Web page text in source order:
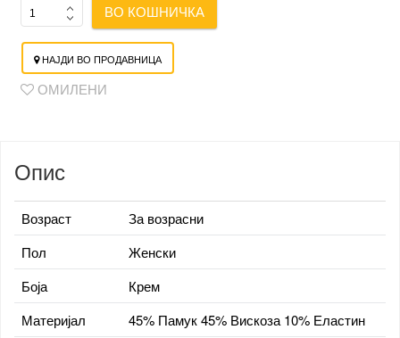
ВО КОШНИЧКА
НАЈДИ ВО ПРОДАВНИЦА
ОМИЛЕНИ
Опис
Возраст
За возрасни
Пол
Женски
Боја
Крем
Материјал
45% Памук 45% Вискоза 10% Еластин